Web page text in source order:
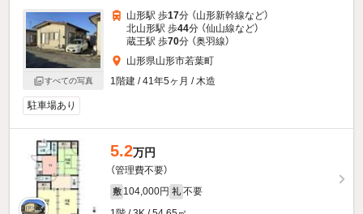
すべての写真
山形駅 歩17分 （山形新幹線など）
北山形駅 歩44分 （仙山線など）
蔵王駅 歩70分 （奥羽線）
山形県山形市若葉町
1階建 / 41年5ヶ月 / 木造
駐車場あり
5.2万円
（管理費不要）
敷 104,000円 礼 不要